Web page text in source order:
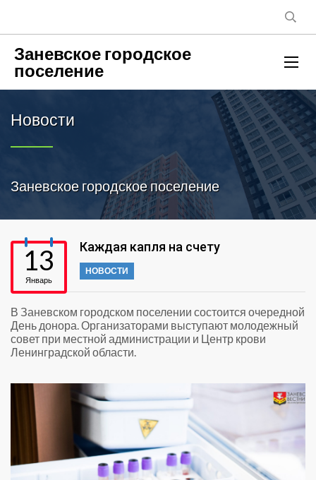
Заневское городское
поселение
Новости
Заневское городское поселение
13
Январь
Каждая капля на счету
НОВОСТИ
В Заневском городском поселении состоится очередной
День донора. Организаторами выступают молодежный
совет при местной администрации и Центр крови
Ленинградской области.